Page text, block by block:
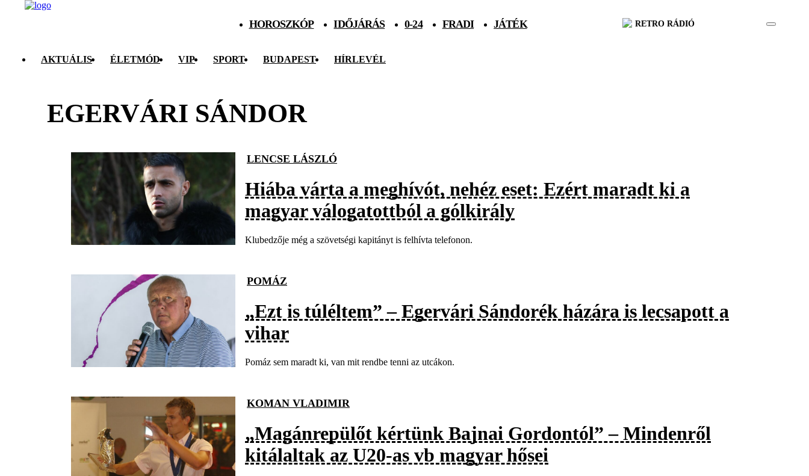
HOROSZKÓP IDŐJÁRÁS 0-24 FRADI JÁTÉK RETRO RÁDIÓ
AKTUÁLIS ÉLETMÓD VIP SPORT BUDAPEST HÍRLEVÉL
EGERVÁRI SÁNDOR
LENCSE LÁSZLÓ
Hiába várta a meghívót, nehéz eset: Ezért maradt ki a
magyar válogatottból a gólkirály
Klubedzője még a szövetségi kapitányt is felhívta telefonon.
POMÁZ
„Ezt is túléltem” – Egervári Sándorék házára is lecsapott a
vihar
Pomáz sem maradt ki, van mit rendbe tenni az utcákon.
KOMAN VLADIMIR
„Magánrepülőt kértünk Bajnai Gordontól” – Mindenről
kitálaltak az U20-as vb magyar hősei